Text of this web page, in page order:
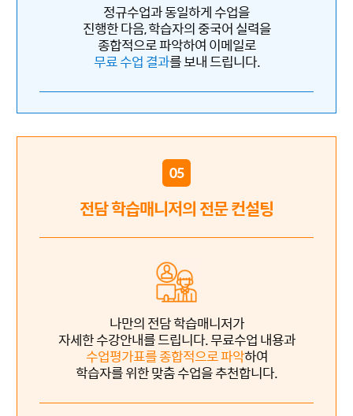
정규수업과 동일하게 수업을
진행한 다음, 학습자의 중국어 실력을
종합적으로 파악하여 이메일로
무료 수업 결과를 보내 드립니다.
05
전담 학습매니저의 전문 컨설팅
나만의 전담 학습매니저가
자세한 수강안내를 드립니다. 무료수업 내용과
수업평가표를 종합적으로 파악하여
학습자를 위한 맞춤 수업을 추천합니다.